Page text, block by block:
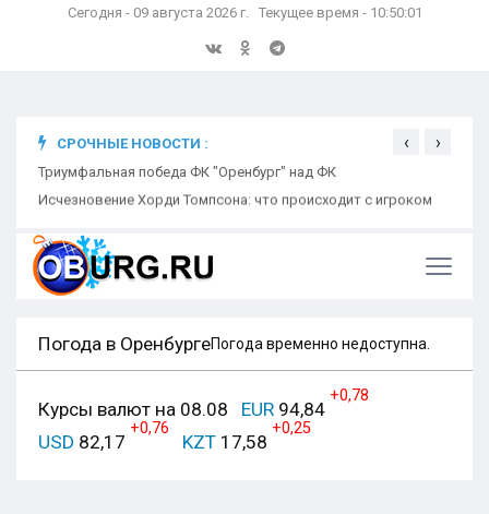
Сегодня - 09 августа 2026 г. Текущее время - 10:50:01
СРОЧНЫЕ НОВОСТИ :
Триумфальная победа ФК "Оренбург" над ФК
‹ ›
Погода в ОренбургеПогода временно недоступна.
Курсы валют на 08.08 EUR 94,84
+0,78
USD 82,17
+0,76
KZT 17,58
+0,25